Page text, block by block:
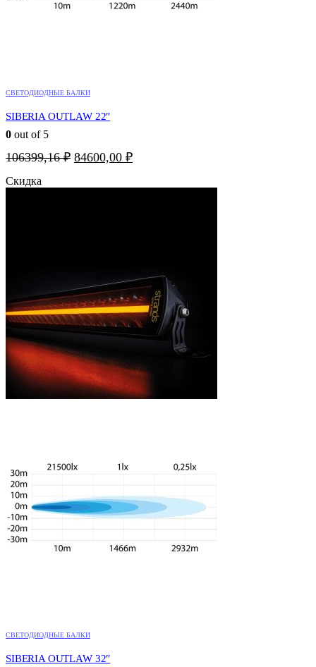
СВЕТОДИОДНЫЕ БАЛКИ
SIBERIA OUTLAW 22″
0 out of 5
106399,16₽ Первоначальная
84600,00 ₽Текущая
84600,00 ₽.
Скидка
СВЕТОДИОДНЫЕ БАЛКИ
SIBERIA OUTLAW 32″